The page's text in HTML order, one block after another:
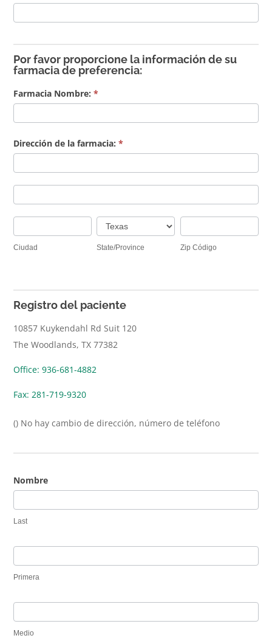
Por favor proporcione la información de su
farmacia de preferencia:
Farmacia Nombre:*
Dirección de la farmacia:*
de
de
farmacia:
Ciudad
State/Province
State/Province
Código
Zip Código
Registro del paciente
10857 Kuykendahl Rd Suit 120
The Woodlands, TX 77382
Office: 936-681-4882
Fax: 281-719-9320
() No hay cambio de dirección, número de teléfono
Nombre
Last
Primera
Medio